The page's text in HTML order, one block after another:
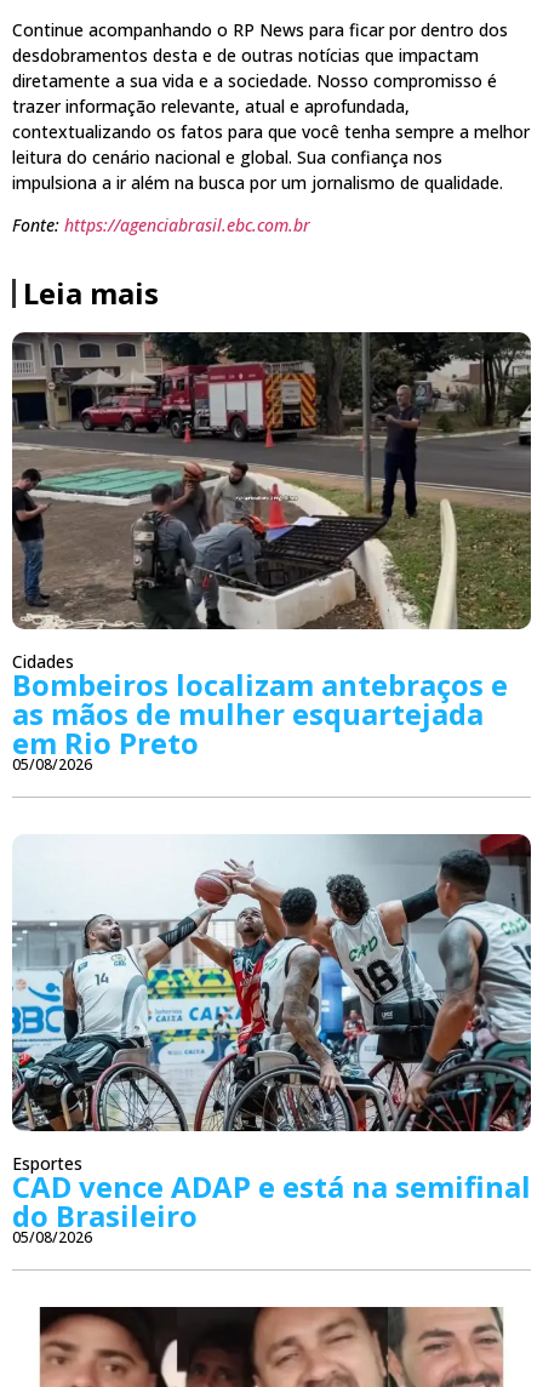
Continue acompanhando o RP News para ficar por dentro dos
desdobramentos desta e de outras notícias que impactam
diretamente a sua vida e a sociedade. Nosso compromisso é
trazer informação relevante, atual e aprofundada,
contextualizando os fatos para que você tenha sempre a melhor
leitura do cenário nacional e global. Sua confiança nos
impulsiona a ir além na busca por um jornalismo de qualidade.
Fonte: https://agenciabrasil.ebc.com.br
Leia mais
Cidades
Bombeiros localizam antebraços e
as mãos de mulher esquartejada
em Rio Preto
05/08/2026
Esportes
CAD vence ADAP e está na semifinal
do Brasileiro
05/08/2026